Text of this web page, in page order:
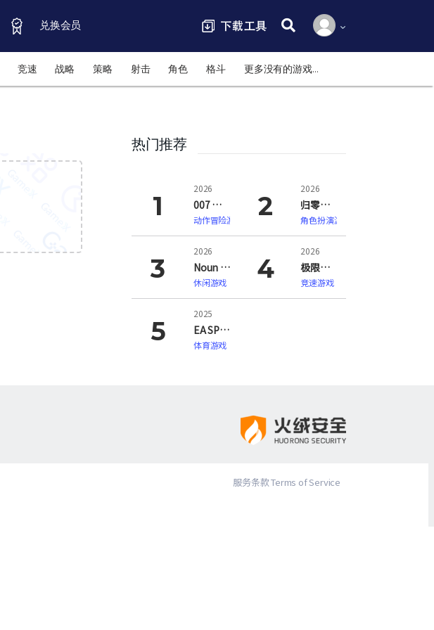
兑换会员
搜索:
竞速 战略 策略 射击 角色 格斗 更多没有的游戏…
热门推荐
2026
007 初露锋芒（007 First Light）
动作冒险游戏
2026
归零巡礼：亡谍镇魂曲（ZERO PARADES: For Dead Spies）
角色扮演游戏
2026
Noun Town 语言学习（Noun Town Language Learning）
休闲游戏
2026
极限竞速：地平线6（Forza Horizon 6）
竞速游戏
2025
EA SPORTS FC 26
体育游戏
服务条款 Terms of Service